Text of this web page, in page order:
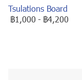
Tsulations Board
฿1,000 - ฿4,200